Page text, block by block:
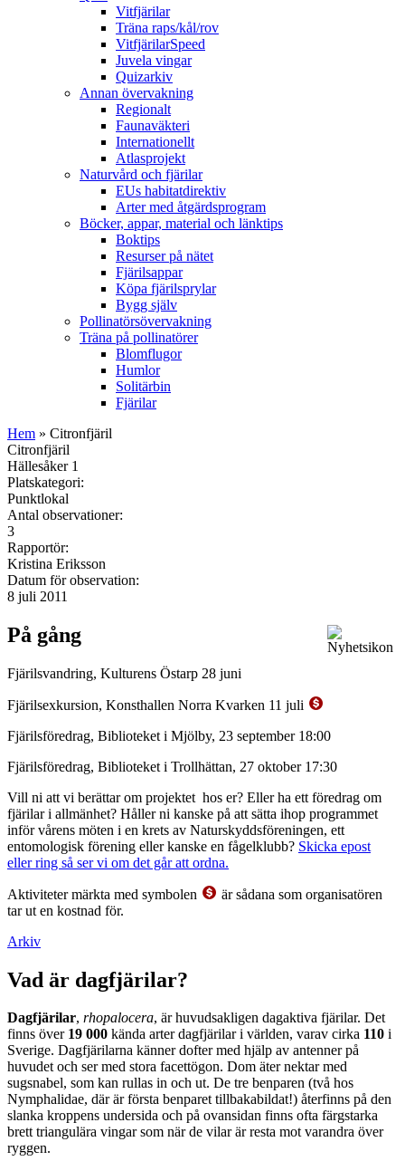
Vitfjärilar
Träna raps/kål/rov
VitfjärilarSpeed
Juvela vingar
Quizarkiv
Annan övervakning
Regionalt
Faunaväkteri
Internationellt
Atlasprojekt
Naturvård och fjärilar
EUs habitatdirektiv
Arter med åtgärdsprogram
Böcker, appar, material och länktips
Boktips
Resurser på nätet
Fjärilsappar
Köpa fjärilsprylar
Bygg själv
Pollinatörsövervakning
Träna på pollinatörer
Blomflugor
Humlor
Solitärbin
Fjärilar
Hem » Citronfjäril
Citronfjäril
Hällesåker 1
Platskategori:
Punktlokal
Antal observationer:
3
Rapportör:
Kristina Eriksson
Datum för observation:
8 juli 2011
På gång
Fjärilsvandring, Kulturens Östarp 28 juni
Fjärilsexkursion, Konsthallen Norra Kvarken 11 juli
Fjärilsföredrag, Biblioteket i Mjölby, 23 september 18:00
Fjärilsföredrag, Biblioteket i Trollhättan, 27 oktober 17:30
Vill ni att vi berättar om projektet hos er? Eller ha ett föredrag om
fjärilar i allmänhet? Håller ni kanske på att sätta ihop programmet
inför vårens möten i en krets av Naturskyddsföreningen, ett
entomologisk förening eller kanske en fågelklubb? Skicka epost
eller ring så ser vi om det går att ordna.
Aktiviteter märkta med symbolen
är sådana som organisatören
tar ut en kostnad för.
Arkiv
Vad är dagfjärilar?
Dagfjärilar, rhopalocera, är huvudsakligen dagaktiva fjärilar. Det
finns över 19 000 kända arter dagfjärilar i världen, varav cirka 110 i
Sverige. Dagfjärilarna känner dofter med hjälp av antenner på
huvudet och ser med stora facettögon. Dom äter nektar med
sugsnabel, som kan rullas in och ut. De tre benparen (två hos
Nymphalidae, där är första benparet tillbakabildat!) återfinns på den
slanka kroppens undersida och på ovansidan finns ofta färgstarka
brett triangulära vingar som när de vilar är resta mot varandra över
ryggen.